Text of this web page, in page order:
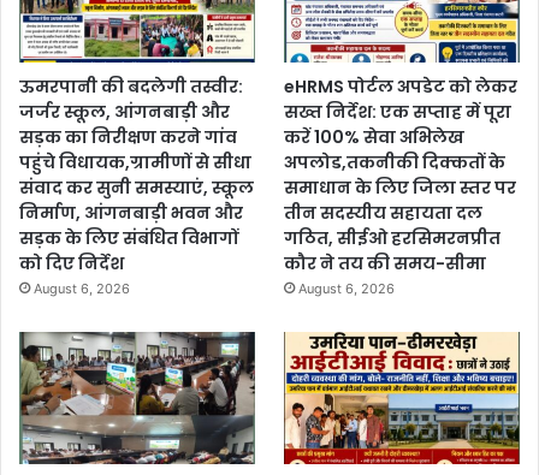
ऊमरपानी की बदलेगी तस्वीर:
जर्जर स्कूल, आंगनबाड़ी और
सड़क का निरीक्षण करने गांव
पहुंचे विधायक,ग्रामीणों से सीधा
संवाद कर सुनी समस्याएं, स्कूल
निर्माण, आंगनबाड़ी भवन और
सड़क के लिए संबंधित विभागों
को दिए निर्देश
August 6, 2026
eHRMS पोर्टल अपडेट को लेकर
सख्त निर्देश: एक सप्ताह में पूरा
करें 100% सेवा अभिलेख
अपलोड,तकनीकी दिक्कतों के
समाधान के लिए जिला स्तर पर
तीन सदस्यीय सहायता दल
गठित, सीईओ हरसिमरनप्रीत
कौर ने तय की समय-सीमा
August 6, 2026